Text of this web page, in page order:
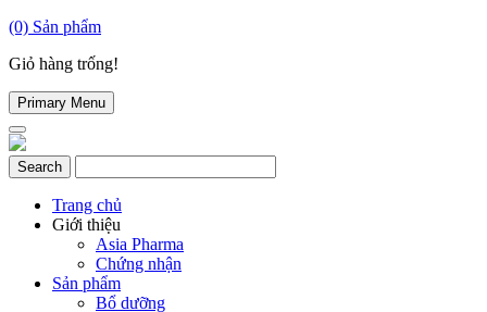
(0) Sản phẩm
Giỏ hàng trống!
Primary Menu
Trang chủ
Giới thiệu
Asia Pharma
Chứng nhận
Sản phẩm
Bổ dưỡng